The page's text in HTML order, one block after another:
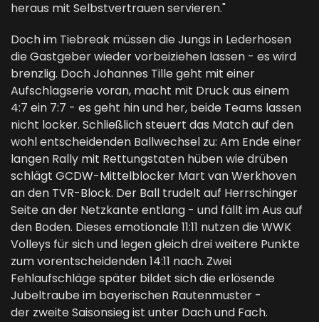
heraus mit Selbstvertrauen servieren."
Doch im Tiebreak müssen die Jungs in Lederhosen
die Gastgeber wieder vorbeiziehen lassen - es wird
brenzlig. Doch Johannes Tille geht mit einer
Aufschlagserie voran, macht mit Druck aus einem
4:7 ein 7:7 - es geht hin und her, beide Teams lassen
nicht locker. Schließlich steuert das Match auf den
wohl entscheidenden Ballwechsel zu: Am Ende einer
langen Rally mit Rettungstaten hüben wie drüben
schlägt GCDW-Mittelblocker Mart van Werkhoven
an den TVR-Block. Der Ball trudelt auf Herrschinger
Seite an der Netzkante entlang - und fällt im Aus auf
den Boden. Dieses emotionale 11:11 nutzen die WWK
Volleys für sich und legen gleich drei weitere Punkte
zum vorentscheidenden 14:11 nach. Zwei
Fehlaufschläge später bildet sich die erlösende
Jubeltraube im bayerischen Rautenmuster -
der zweite Saisonsieg ist unter Dach und Fach.